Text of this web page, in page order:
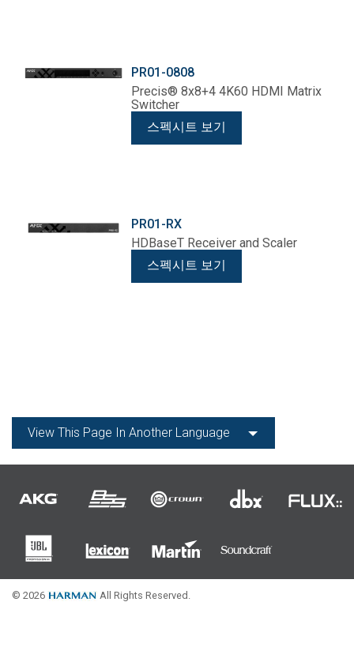
PR01-0808
Precis® 8x8+4 4K60 HDMI Matrix
Switcher
스펙시트 보기
PR01-RX
HDBaseT Receiver and Scaler
스펙시트 보기
View This Page In Another Language
© 2026 All Rights Reserved.